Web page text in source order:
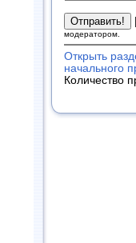
модератором.
Открыть
начального
Количество